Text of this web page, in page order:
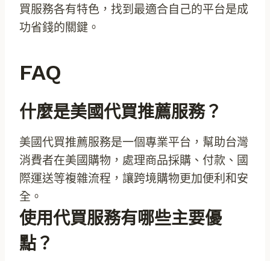
買服務各有特色，找到最適合自己的平台是成
功省錢的關鍵。
FAQ
什麼是美國代買推薦服務？
美國代買推薦服務是一個專業平台，幫助台灣
消費者在美國購物，處理商品採購、付款、國
際運送等複雜流程，讓跨境購物更加便利和安
全。
使用代買服務有哪些主要優
點？